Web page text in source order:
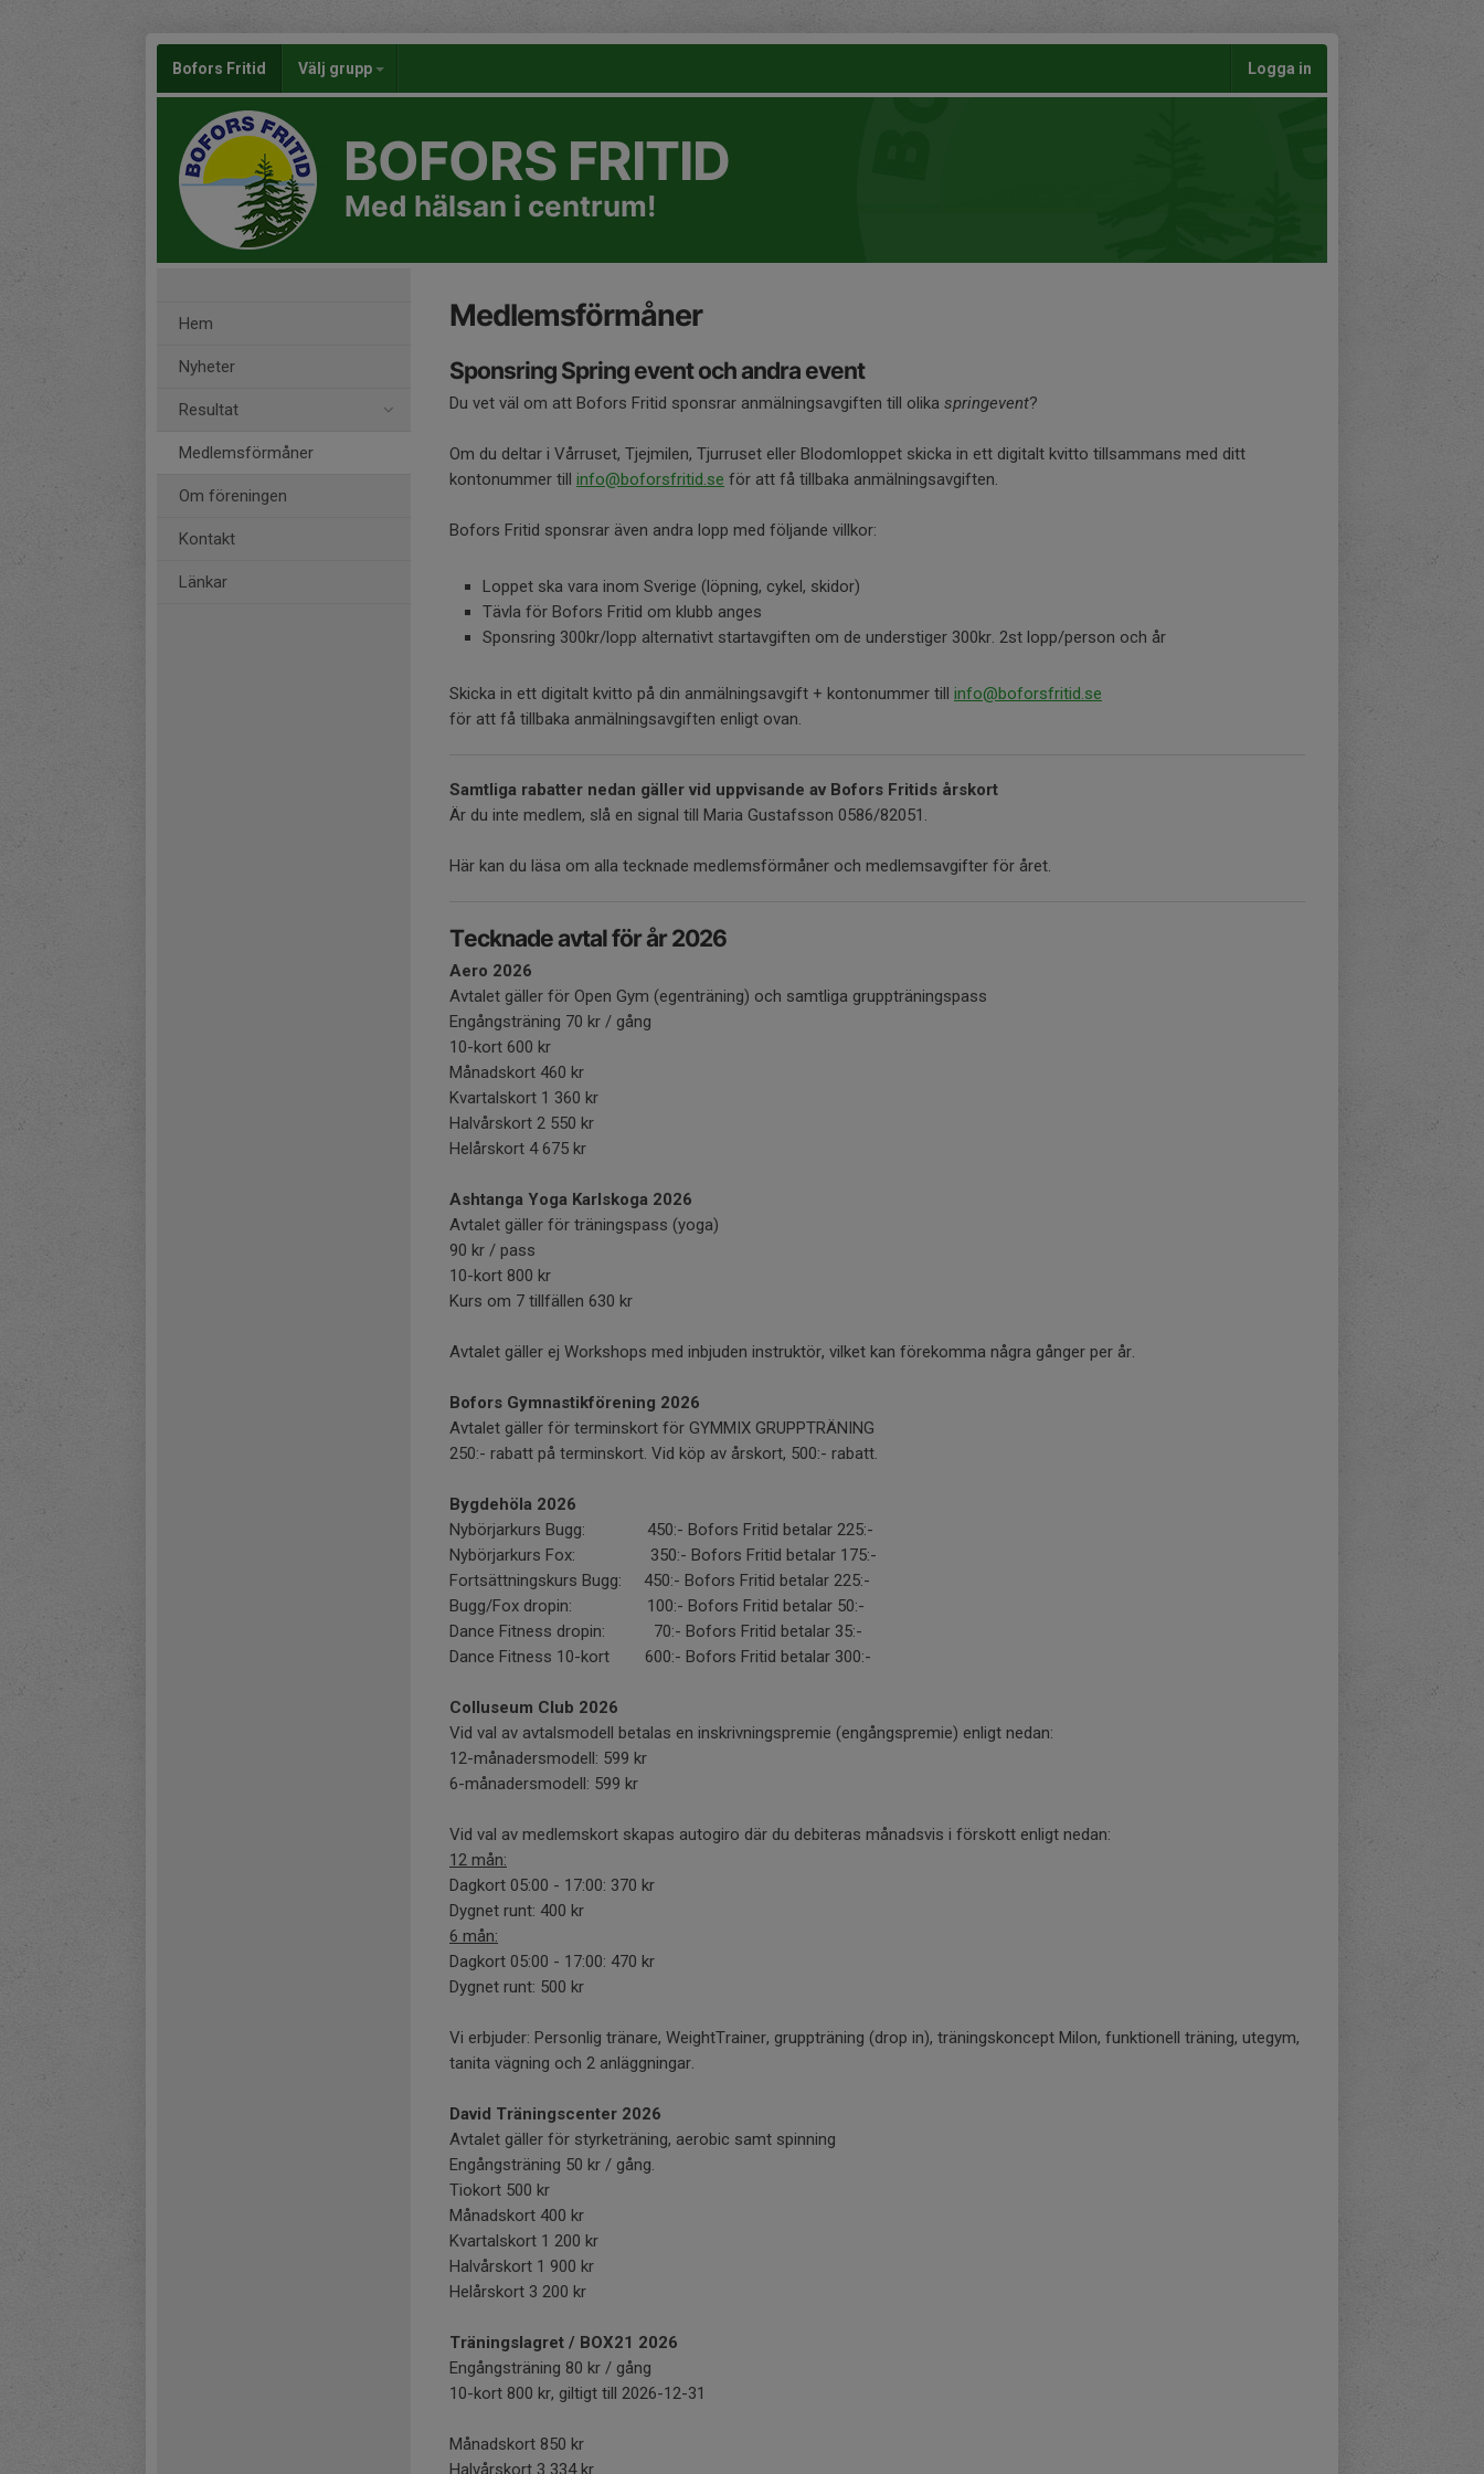
Bofors Fritid Välj grupp Logga in
BOFORS FRITID
Med hälsan i centrum!
Hem
Nyheter
Resultat
Medlemsförmåner
Om föreningen
Kontakt
Länkar
Medlemsförmåner
Sponsring Spring event och andra event
Du vet väl om att Bofors Fritid sponsrar anmälningsavgiften till olika springevent?
Om du deltar i Vårruset, Tjejmilen, Tjurruset eller Blodomloppet skicka in ett digitalt kvitto tillsammans med ditt
kontonummer till info@boforsfritid.se för att få tillbaka anmälningsavgiften.
Bofors Fritid sponsrar även andra lopp med följande villkor:
Loppet ska vara inom Sverige (löpning, cykel, skidor)
Tävla för Bofors Fritid om klubb anges
Sponsring 300kr/lopp alternativt startavgiften om de understiger 300kr. 2st lopp/person och år
Skicka in ett digitalt kvitto på din anmälningsavgift + kontonummer till info@boforsfritid.se
för att få tillbaka anmälningsavgiften enligt ovan.
Samtliga rabatter nedan gäller vid uppvisande av Bofors Fritids årskort
Är du inte medlem, slå en signal till Maria Gustafsson 0586/82051.
Här kan du läsa om alla tecknade medlemsförmåner och medlemsavgifter för året.
Tecknade avtal för år 2026
Aero 2026
Avtalet gäller för Open Gym (egenträning) och samtliga gruppträningspass
Engångsträning 70 kr / gång
10-kort 600 kr
Månadskort 460 kr
Kvartalskort 1 360 kr
Halvårskort 2 550 kr
Helårskort 4 675 kr
Ashtanga Yoga Karlskoga 2026
Avtalet gäller för träningspass (yoga)
90 kr / pass
10-kort 800 kr
Kurs om 7 tillfällen 630 kr
Avtalet gäller ej Workshops med inbjuden instruktör, vilket kan förekomma några gånger per år.
Bofors Gymnastikförening 2026
Avtalet gäller för terminskort för GYMMIX GRUPPTRÄNING
250:- rabatt på terminskort. Vid köp av årskort, 500:- rabatt.
Bygdehöla 2026
Nybörjarkurs Bugg: 450:- Bofors Fritid betalar 225:-
Nybörjarkurs Fox: 350:- Bofors Fritid betalar 175:-
Fortsättningskurs Bugg: 450:- Bofors Fritid betalar 225:-
Bugg/Fox dropin: 100:- Bofors Fritid betalar 50:-
Dance Fitness dropin: 70:- Bofors Fritid betalar 35:-
Dance Fitness 10-kort 600:- Bofors Fritid betalar 300:-
Colluseum Club 2026
Vid val av avtalsmodell betalas en inskrivningspremie (engångspremie) enligt nedan:
12-månadersmodell: 599 kr
6-månadersmodell: 599 kr
Vid val av medlemskort skapas autogiro där du debiteras månadsvis i förskott enligt nedan:
12 mån:
Dagkort 05:00 - 17:00: 370 kr
Dygnet runt: 400 kr
6 mån:
Dagkort 05:00 - 17:00: 470 kr
Dygnet runt: 500 kr
Vi erbjuder: Personlig tränare, WeightTrainer, gruppträning (drop in), träningskoncept Milon, funktionell träning, utegym,
tanita vägning och 2 anläggningar.
David Träningscenter 2026
Avtalet gäller för styrketräning, aerobic samt spinning
Engångsträning 50 kr / gång.
Tiokort 500 kr
Månadskort 400 kr
Kvartalskort 1 200 kr
Halvårskort 1 900 kr
Helårskort 3 200 kr
Träningslagret / BOX21 2026
Engångsträning 80 kr / gång
10-kort 800 kr, giltigt till 2026-12-31
Månadskort 850 kr
Halvårskort 3 334 kr